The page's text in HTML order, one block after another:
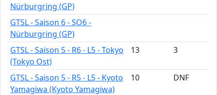
Nürburgring (GP)
GTSL - Saison 6 - SO6 -
Nürburgring (GP)
GTSL - Saison 5 - R6 - L5 - Tokyo
(Tokyo Ost)
13 3
GTSL - Saison 5 - R5 - L5 - Kyoto
Yamagiwa (Kyoto Yamagiwa)
10 DNF